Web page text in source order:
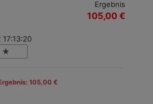
Ergebnis
105,00 €
17:13:20
105,00 €